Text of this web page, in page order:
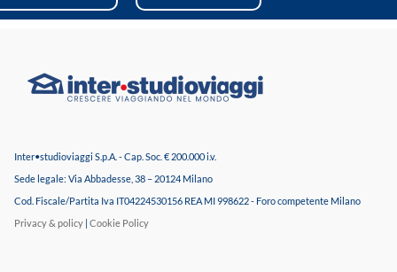
Inter•studioviaggi S.p.A. - Cap. Soc. € 200.000 i.v.
Sede legale: Via Abbadesse, 38 – 20124 Milano
Cod. Fiscale/Partita Iva IT04224530156 REA MI 998622 - Foro competente Milano
Privacy & policy | Cookie Policy